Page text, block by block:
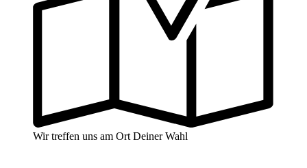
Wir treffen uns am Ort Deiner Wahl